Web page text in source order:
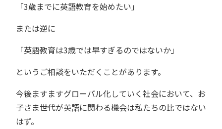
「3歳までに英語教育を始めたい」
または逆に
「英語教育は3歳では早すぎるのではないか」
というご相談をいただくことがあります。
今後ますますグローバル化していく社会において、お
子さま世代が英語に関わる機会は私たちの比ではない
はず。